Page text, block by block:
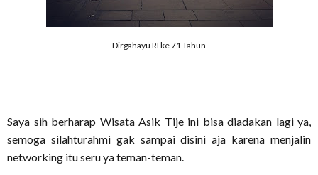
Dirgahayu RI ke 71 Tahun
Saya sih berharap Wisata Asik Tije ini bisa diadakan lagi ya,
semoga silahturahmi gak sampai disini aja karena menjalin
networking itu seru ya teman-teman.